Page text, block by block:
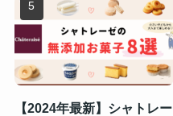
【2024年最新】シャトレー